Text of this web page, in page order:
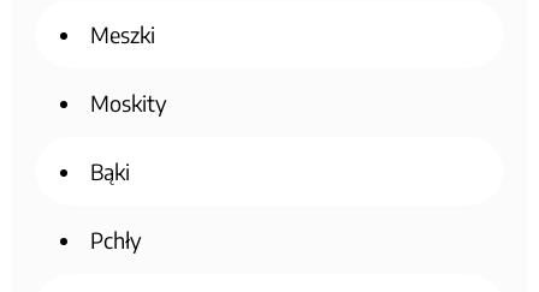
Meszki
Moskity
Bąki
Pchły